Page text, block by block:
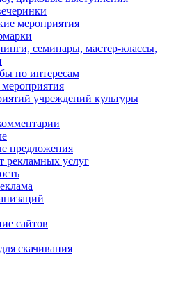
мероприятия
семинары, мастер-классы,
по интересам
учреждений культуры
предложения
рекламных услуг
сайтов
скачивания